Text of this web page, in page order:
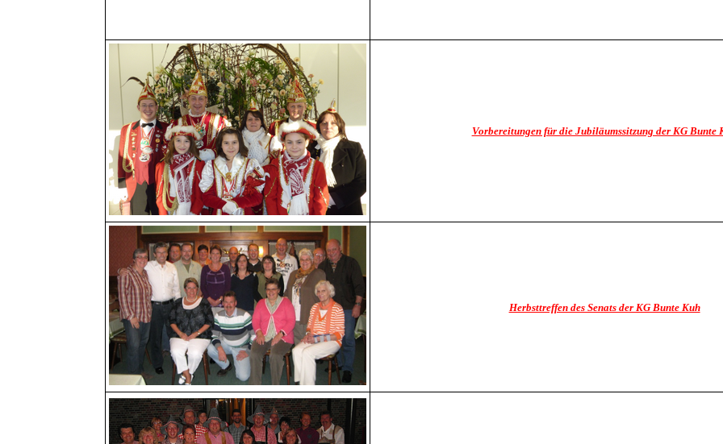
Vorbereitungen für die Jubiläumssitzung der KG Bunte
Herbsttreffen des Senats der KG Bunte Kuh